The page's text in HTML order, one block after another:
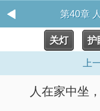
第40章
关灯 护
上
人在家中坐